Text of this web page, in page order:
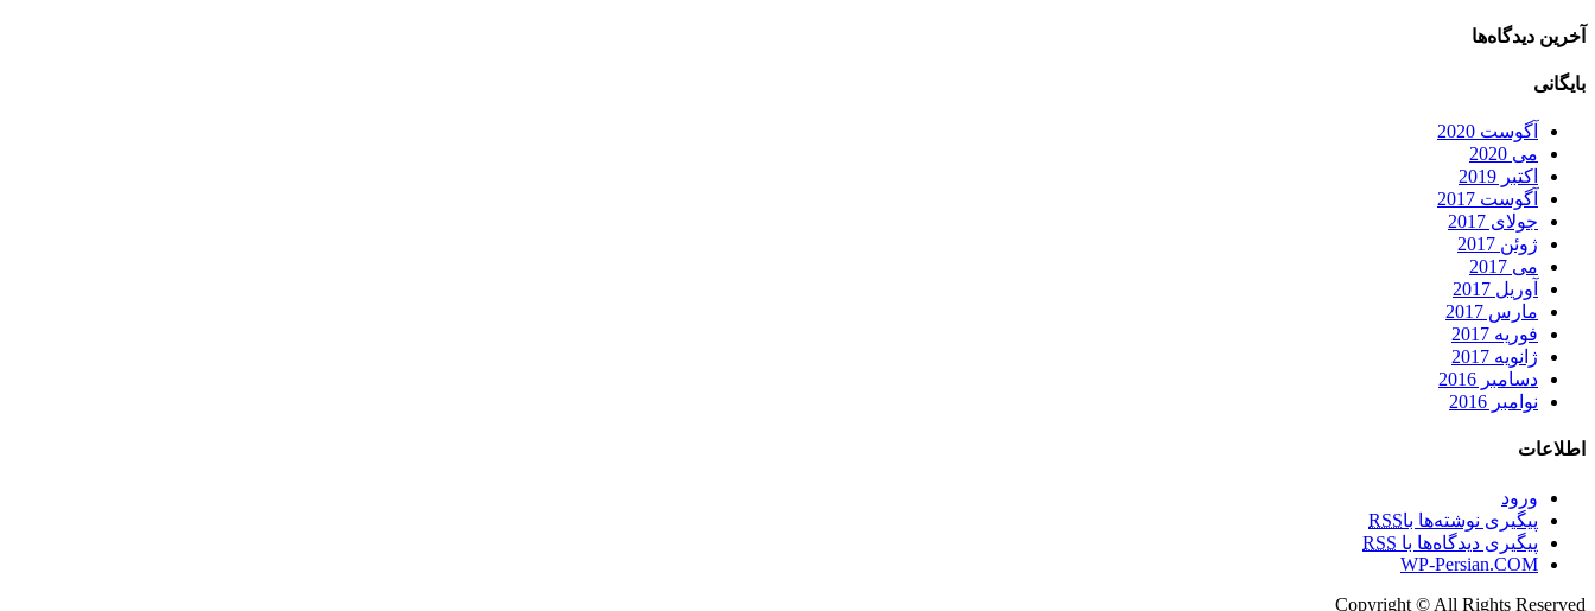
آخرین دیدگاه‌ها
بایگانی
آگوست 2020
می 2020
اکتبر 2019
آگوست 2017
جولای 2017
ژوئن 2017
می 2017
آوریل 2017
مارس 2017
فوریه 2017
ژانویه 2017
دسامبر 2016
نوامبر 2016
اطلاعات
ورود
پیگیری نوشته‌ها باRSS
پیگیری دیدگاه‌ها با RSS
WP-Persian.COM
Copyright © All Rights Reserved